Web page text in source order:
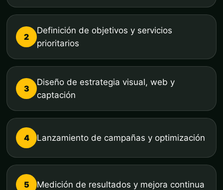
2
Definición de objetivos y servicios
prioritarios
3
Diseño de estrategia visual, web y
captación
4 Lanzamiento de campañas y optimización
5 Medición de resultados y mejora continua